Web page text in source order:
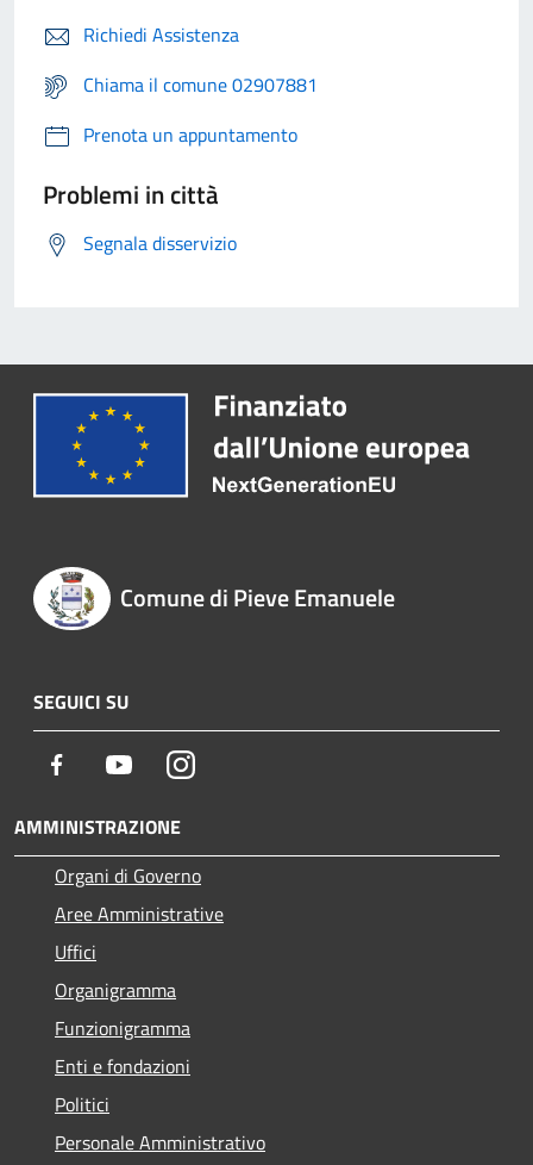
Richiedi Assistenza
Chiama il comune 02907881
Prenota un appuntamento
Problemi in città
Segnala disservizio
Comune di Pieve Emanuele
SEGUICI SU
Facebook YoutubeInstagram
AMMINISTRAZIONE
Organi di Governo
Aree Amministrative
Uffici
Organigramma
Funzionigramma
Enti e fondazioni
Politici
Personale Amministrativo